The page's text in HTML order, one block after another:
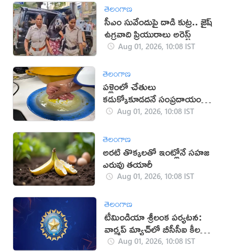
తెలంగాణ
సీఎం సువేందుపై దాడి కుట్ర.. జైష్
ఉగ్రవాది ప్రియురాలు అరెస్ట్
Aug 01, 2026, 10:08 IST
తెలంగాణ
పళ్లెంలో చేతులు
కడుక్కోకూడదనే సంప్రదాయం
వెనుక రహస్యం ఇదే!
Aug 01, 2026, 10:08 IST
తెలంగాణ
అరటి తొక్కలతో ఇంట్లోనే సహజ
ఎరువు తయారీ
Aug 01, 2026, 10:08 IST
తెలంగాణ
టీమిండియా శ్రీలంక పర్యటన:
వార్మప్ మ్యాచ్‌లో బీసీసీఐ కీలక
మార్పుAug 01, 2026, 10:08 IST